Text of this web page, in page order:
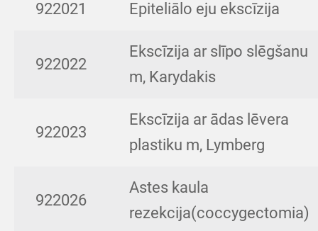
922021 Epiteliālo eju ekscīzija
922022
Ekscīzija ar slīpo slēgšanu
m, Karydakis
922023
Ekscīzija ar ādas lēvera
plastiku m, Lymberg
922026
Astes kaula
rezekcija(coccygectomia)